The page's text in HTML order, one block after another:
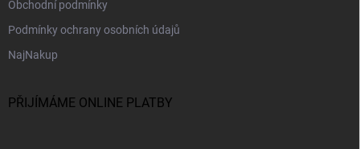
Obchodní podmínky
Podmínky ochrany osobních údajů
NajNakup
PŘIJÍMÁME ONLINE PLATBY